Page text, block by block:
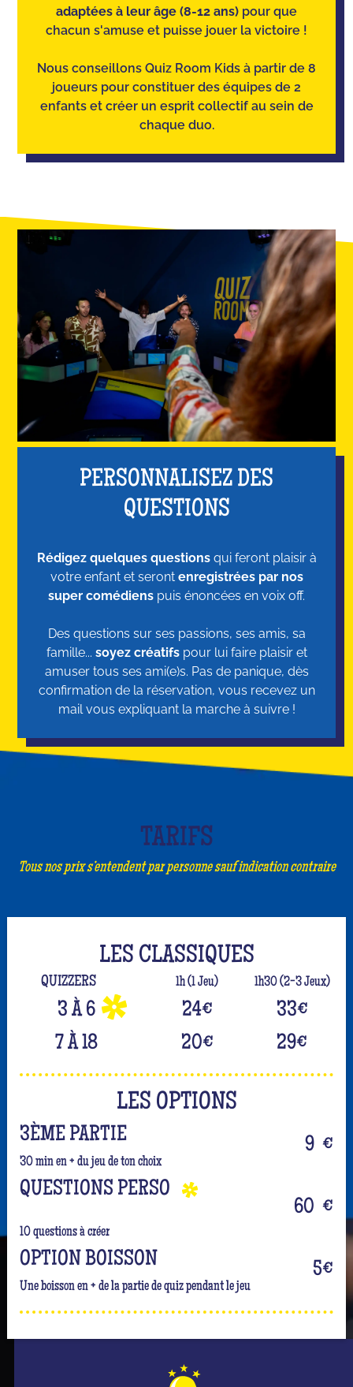
adaptées à leur âge (8-12 ans) pour que
chacun s'amuse et puisse jouer la victoire !
Nous conseillons Quiz Room Kids à partir de 8
joueurs pour constituer des équipes de 2
enfants et créer un esprit collectif au sein de
chaque duo.
PERSONNALISEZ DES
QUESTIONS
Rédigez quelques questionsqui feront plaisir à
votre enfant et seront enregistrées par nos
super comédiens puis énoncées en voix off.
Des questions sur ses passions, ses amis, sa
famille... soyez créatifspour lui faire plaisir et
amuser tous ses ami(e)s. Pas de panique, dès
confirmation de la réservation, vous recevez un
mail vous expliquant la marche à suivre !
TARIFS
Tous nos prix s’entendent par personne sauf indication contraire
LES CLASSIQUES
QUIZZERS 1h (1 Jeu) 1h30 (2-3 Jeux)
3 À 6 24€ 33€
7 À 18
20€ 29€
LES OPTIONS
3ÈME PARTIE
30 min en + du jeu de ton choix
9 €
QUESTIONS PERSO
10 questions à créer
60 €
OPTION BOISSON
Une boisson en + de la partie de quiz pendant le jeu
5€